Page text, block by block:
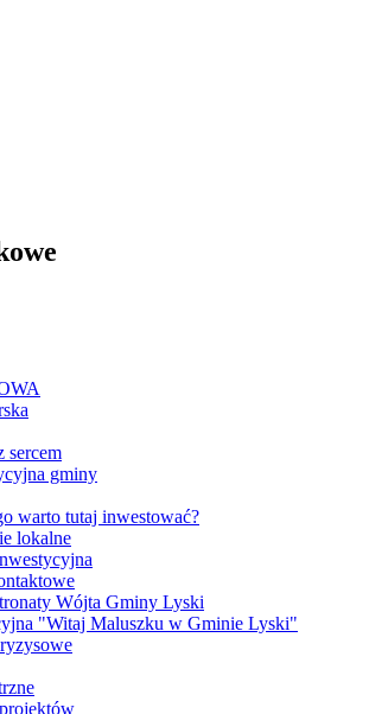
sercem
gminy
warto tutaj inwestować?
lokalne
Wójta Gminy Lyski
"Witaj Maluszku w Gminie Lyski"